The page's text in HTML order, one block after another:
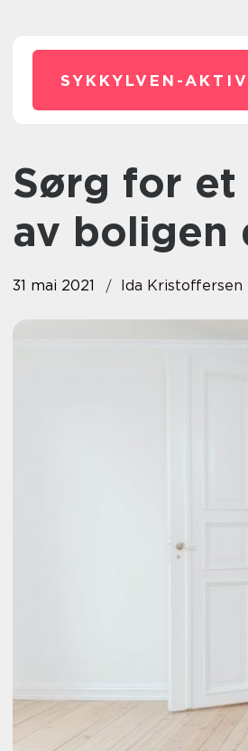
SYKKYLVEN-
Sørg for et godt førsteinntrykk
av boligen
31 mai 2021 Ida Kristoffersen